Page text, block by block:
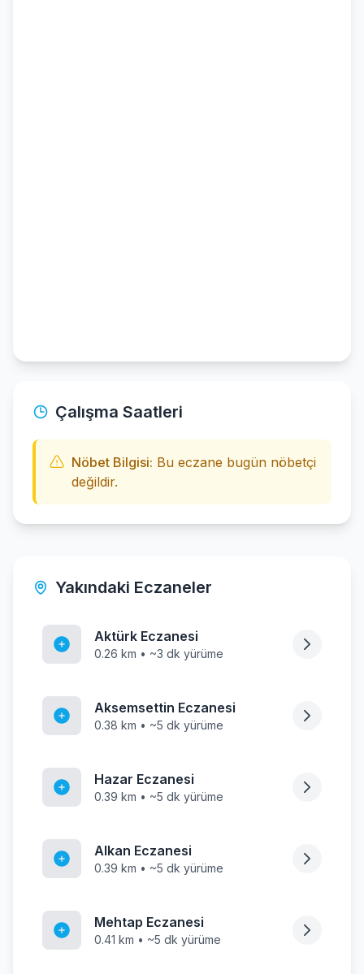
Çalışma Saatleri
Nöbet Bilgisi: Bu eczane bugün nöbetçi
değildir.
Yakındaki Eczaneler
Aktürk Eczanesi
0.26 km • ~3 dk yürüme
Aksemsettin Eczanesi
0.38 km • ~5 dk yürüme
Hazar Eczanesi
0.39 km • ~5 dk yürüme
Alkan Eczanesi
0.39 km • ~5 dk yürüme
Mehtap Eczanesi
0.41 km • ~5 dk yürüme